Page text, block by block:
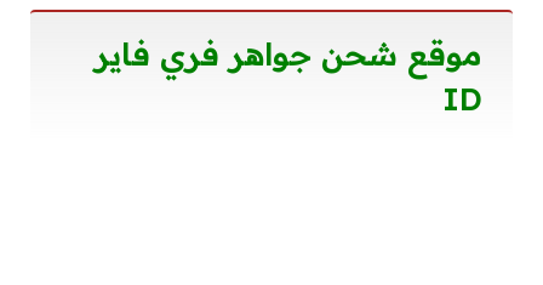
موقع شحن جواهر فري فاير
ID